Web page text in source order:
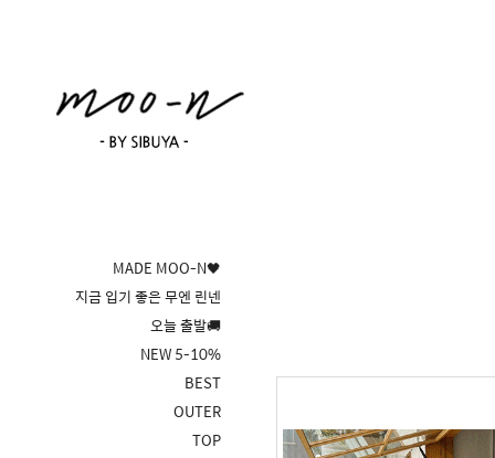
MADE MOO-N🖤
지금 입기 좋은 무엔 린넨
오늘 출발🚚
NEW 5-10%
BEST
OUTER
TOP